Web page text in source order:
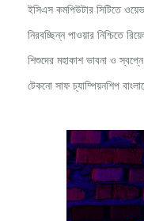
ইসিএস কমপিউটার সিটিতে
নিরবচ্ছিন্ন পাওয়ার নিশ্চিতে
শিশুদের মহাকাশ ভাবনা ও
টেকনো সাফ চ্যাম্পিয়নশিপ